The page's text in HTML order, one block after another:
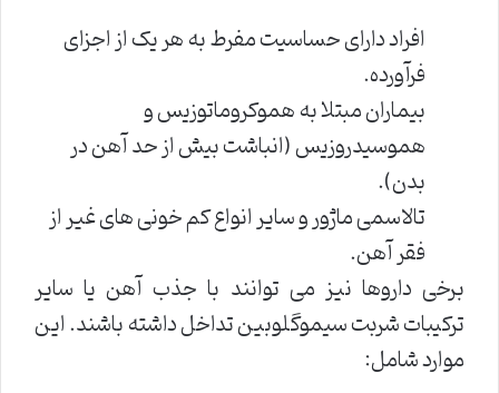
افراد دارای حساسیت مفرط به هر یک از اجزای
فرآورده.
بیماران مبتلا به هموکروماتوزیس و
هموسیدروزیس (انباشت بیش از حد آهن در
بدن).
تالاسمی ماژور و سایر انواع کم خونی های غیر از
فقر آهن.
برخی داروها نیز می توانند با جذب آهن یا سایر
ترکیبات شربت سیموگلوبین تداخل داشته باشند. این
موارد شامل: